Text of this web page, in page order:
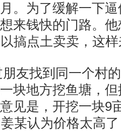
。为了缓解一下
来钱快的门路。
搞点土卖卖，这
友找到同一个村
块地方挖鱼塘，
见是，开挖一块9
某认为价格太高